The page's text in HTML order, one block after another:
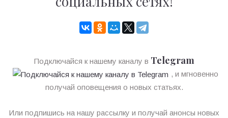
Подключайся к нашему каналу в Telegram
, и мгновенно
получай оповещения о новых статьях.
Или подпишись на нашу рассылку и получай анонсы новых